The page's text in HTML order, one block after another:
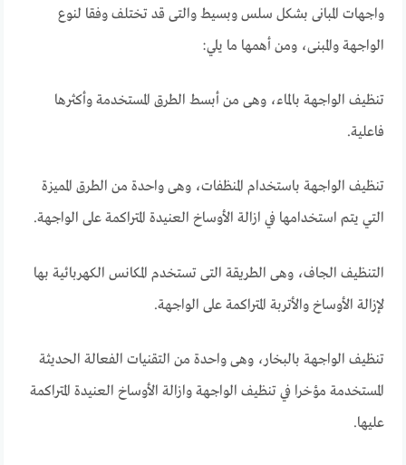
واجهات المبانى بشكل سلس وبسيط والتى قد تختلف وفقا لنوع
الواجهة والمبنى، ومن أهمها ما يلي:
تنظيف الواجهة بالماء، وهى من أبسط الطرق المستخدمة وأكثرها
فاعلية.
تنظيف الواجهة باستخدام المنظفات، وهى واحدة من الطرق المميزة
التي يتم استخدامها في ازالة الأوساخ العنيدة المتراكمة على الواجهة.
التنظيف الجاف، وهى الطريقة التى تستخدم المكانس الكهربائية بها
لإزالة الأوساخ والأتربة المتراكمة على الواجهة.
تنظيف الواجهة بالبخار، وهى واحدة من التقنيات الفعالة الحديثة
المستخدمة مؤخرا في تنظيف الواجهة وازالة الأوساخ العنيدة المتراكمة
عليها.